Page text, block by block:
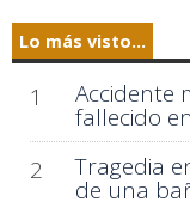
Lo más visto...
1 Accidente
fallecido
2
Tragedia
de una